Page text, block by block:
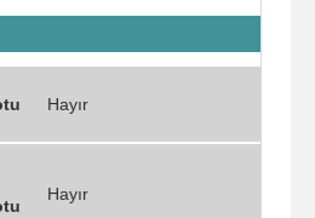
Hayır
Hayır